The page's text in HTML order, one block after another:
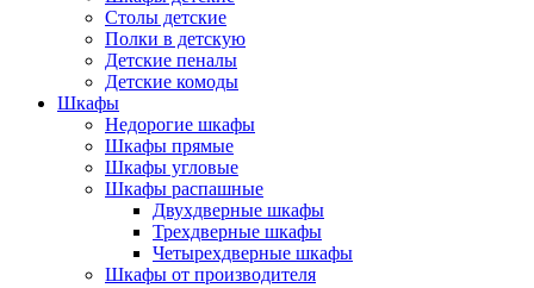
Столы детские
Полки в детскую
Детские пеналы
Детские комоды
Шкафы
Недорогие шкафы
Шкафы прямые
Шкафы угловые
Шкафы распашные
Двухдверные шкафы
Трехдверные шкафы
Четырехдверные шкафы
Шкафы от производителя